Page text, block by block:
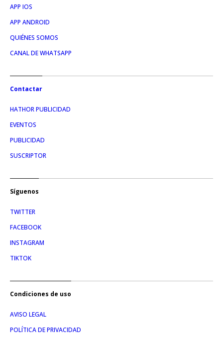
APP IOS
APP ANDROID
QUIÉNES SOMOS
CANAL DE WHATSAPP
Contactar
HATHOR PUBLICIDAD
EVENTOS
PUBLICIDAD
SUSCRIPTOR
Síguenos
TWITTER
FACEBOOK
INSTAGRAM
TIKTOK
Condiciones de uso
AVISO LEGAL
POLÍTICA DE PRIVACIDAD